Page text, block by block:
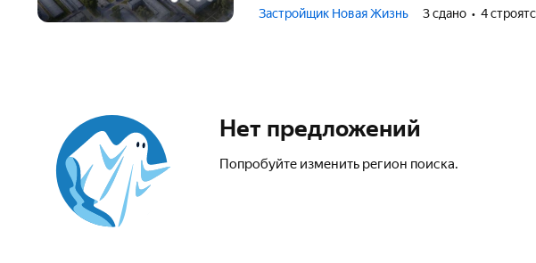
Застройщик Новая Жизнь
3 сдано 4
Нет предложений
Попробуйте изменить регион поиска.